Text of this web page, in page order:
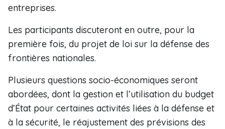
entreprises.
Les participants discuteront en outre, pour la
première fois, du projet de loi sur la défense des
frontières nationales.
Plusieurs questions socio-économiques seront
abordées, dont la gestion et l’utilisation du budget
d’État pour certaines activités liées à la défense et
à la sécurité, le réajustement des prévisions des